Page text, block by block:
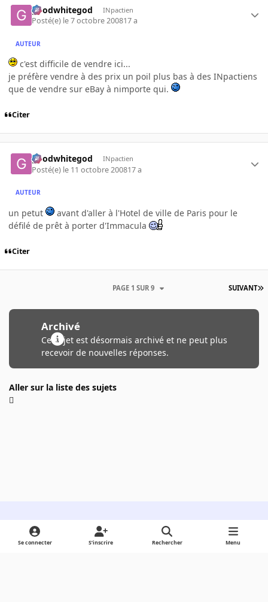
goodwhitegod INpactien
Posté(e) le 7 octobre 200817 a
AUTEUR
c'est difficile de vendre ici...
je préfère vendre à des prix un poil plus bas à des INpactiens
que de vendre sur eBay à nimporte qui.
Citer
goodwhitegod INpactien
Posté(e) le 11 octobre 200817 a
AUTEUR
un petut
avant d'aller à l'Hotel de ville de Paris pour le
défilé de prêt à porter d'Immacula
Citer
SUIVANT
PAGE 1 SUR 9
Archivé
Ce sujet est désormais archivé et ne peut plus
recevoir de nouvelles réponses.
Aller sur la liste des sujets
Light ModeDark ModeSystem Preference
Se connecter S’inscrire Rechercher Menu